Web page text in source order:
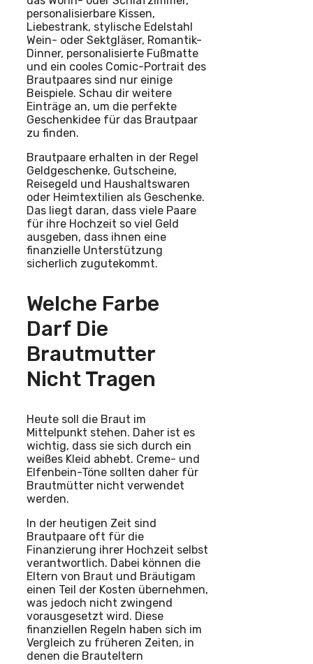
personalisierbare Kissen,
Liebestrank, stylische Edelstahl
Wein- oder Sektgläser, Romantik-
Dinner, personalisierte Fußmatte
und ein cooles Comic-Portrait des
Brautpaares sind nur einige
Beispiele. Schau dir weitere
Einträge an, um die perfekte
Geschenkidee für das Brautpaar
zu finden.
Brautpaare erhalten in der Regel
Geldgeschenke, Gutscheine,
Reisegeld und Haushaltswaren
oder Heimtextilien als Geschenke.
Das liegt daran, dass viele Paare
für ihre Hochzeit so viel Geld
ausgeben, dass ihnen eine
finanzielle Unterstützung
sicherlich zugutekommt.
Welche Farbe
Darf Die
Brautmutter
Nicht Tragen
Heute soll die Braut im
Mittelpunkt stehen. Daher ist es
wichtig, dass sie sich durch ein
weißes Kleid abhebt. Creme- und
Elfenbein-Töne sollten daher für
Brautmütter nicht verwendet
werden.
In der heutigen Zeit sind
Brautpaare oft für die
Finanzierung ihrer Hochzeit selbst
verantwortlich. Dabei können die
Eltern von Braut und Bräutigam
einen Teil der Kosten übernehmen,
was jedoch nicht zwingend
vorausgesetzt wird. Diese
finanziellen Regeln haben sich im
Vergleich zu früheren Zeiten, in
denen die Brauteltern